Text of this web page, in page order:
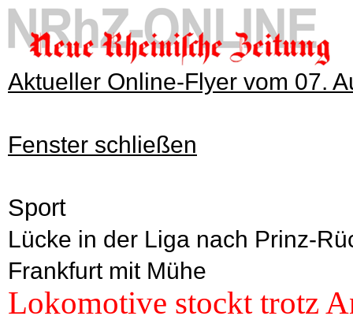
Aktueller Online-Flyer vom 07.
Fenster schließen
Sport
Lücke in der Liga nach Prinz-
Frankfurt mit Mühe
Lokomotive stockt trotz